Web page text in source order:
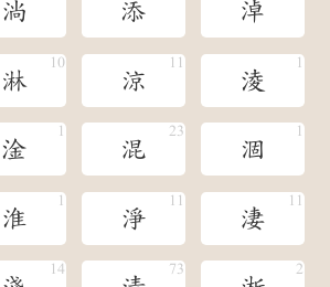
淌 添 淖
淋 涼 淩
淦 混 涸
淮 淨 淒